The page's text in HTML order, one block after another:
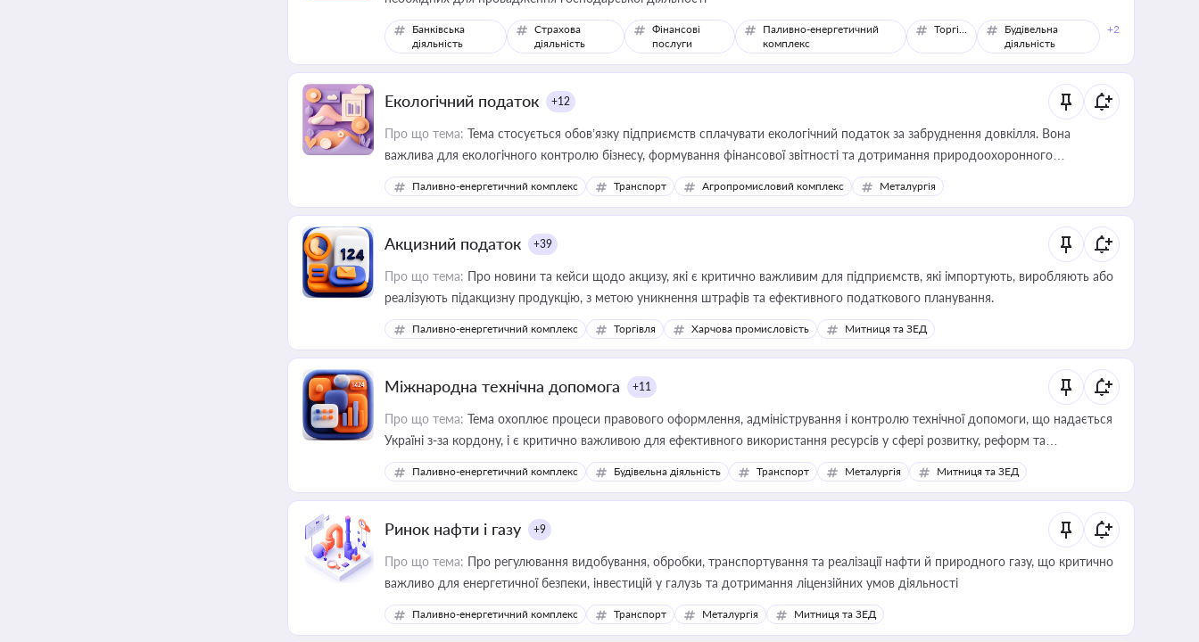
Банківська
діяльність
Страхова
діяльність
Фінансові
послуги
Паливно-енергетичний
комплекс
Торгівля
Будівельна
діяльність
+2
Екологічний податок +12
Про що тема: Тема стосується обов’язку підприємств сплачувати екологічний податок за забруднення довкілля. Вона
важлива для екологічного контролю бізнесу, формування фінансової звітності та дотримання природоохоронного
законодавства
Паливно-енергетичний комплекс Транспорт Агропромисловий комплекс Металургія
Акцизний податок +39
Про що тема: Про новини та кейси щодо акцизу, які є критично важливим для підприємств, які імпортують, виробляють або
реалізують підакцизну продукцію, з метою уникнення штрафів та ефективного податкового планування.
Паливно-енергетичний комплекс Торгівля Харчова промисловість Митниця та ЗЕД
Міжнародна технічна допомога +11
Про що тема: Тема охоплює процеси правового оформлення, адміністрування і контролю технічної допомоги, що надається
Україні з-за кордону, і є критично важливою для ефективного використання ресурсів у сфері розвитку, реформ та
інфраструктурних проєктів
Паливно-енергетичний комплекс Будівельна діяльність Транспорт Металургія Митниця та ЗЕД
Ринок нафти і газу +9
Про що тема: Про регулювання видобування, обробки, транспортування та реалізації нафти й природного газу, що критично
важливо для енергетичної безпеки, інвестицій у галузь та дотримання ліцензійних умов діяльності
Паливно-енергетичний комплекс Транспорт Металургія Митниця та ЗЕД